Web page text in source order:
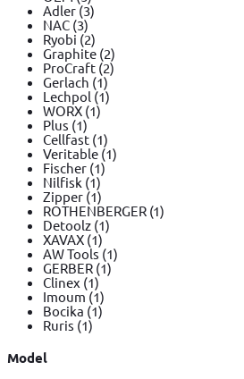
Adler(3)
NAC (3)
Ryobi (2)
Graphite (2)
ProCraft (2)
Gerlach (1)
Lechpol (1)
WORX (1)
Plus (1)
Cellfast (1)
Veritable (1)
Fischer (1)
Nilfisk (1)
Zipper (1)
ROTHENBERGER (1)
Detoolz (1)
XAVAX (1)
AW Tools(1)
GERBER (1)
Clinex (1)
Imoum(1)
Bocika (1)
Ruris (1)
Model